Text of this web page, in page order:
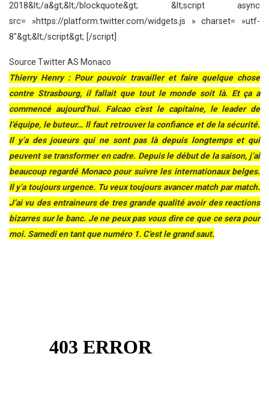
2018&lt;/a&gt;&lt;/blockquote&gt; &lt;script async
src= »https://platform.twitter.com/widgets.js » charset= »utf-
8″&gt;&lt;/script&gt; [/script]
Source Twitter AS Monaco
Thierry Henry : Pour pouvoir travailler et faire quelque chose
contre Strasbourg, il fallait que tout le monde soit là. Et ça a
commencé aujourd’hui. Falcao c’est le capitaine, le leader de
l’équipe, le buteur… Il faut retrouver la confiance et de la sécurité.
Il y’a des joueurs qui ne sont pas là depuis longtemps et qui
peuvent se transformer en cadre. Depuis le début de la saison, j’ai
beaucoup regardé Monaco pour suivre les internationaux belges.
Il y’a toujours urgence. Tu veux toujours avancer match par match.
J’ai vu des entraineurs de tres grande qualité avoir des reactions
bizarres sur le banc. Je ne peux pas vous dire ce que ce sera pour
moi. Samedi en tant que numéro 1. C’est le grand saut.